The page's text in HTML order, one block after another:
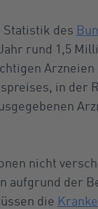
Statistik des
rund 1,5
in der
nicht
aufgrund der
die